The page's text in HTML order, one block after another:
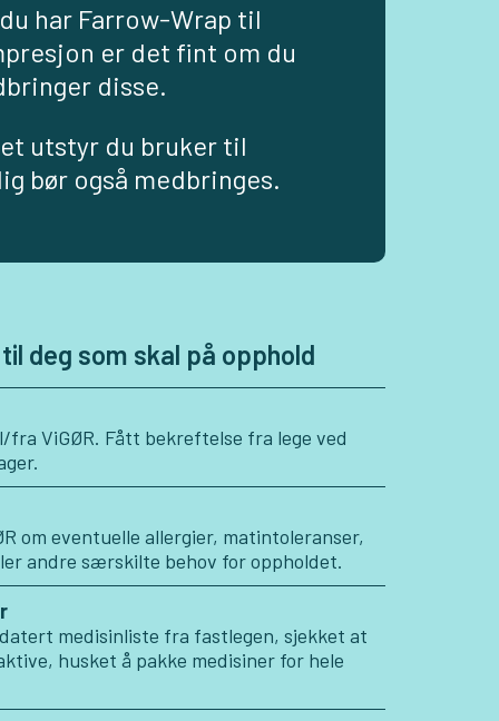
har Farrow-Wrap til
er det fint om du
disse.
utstyr du bruker til
bør også medbringes.
deg som skal på opphold
fra ViGØR. Fått bekreftelse fra lege ved
om eventuelle allergier, matintoleranser,
andre særskilte behov for oppholdet.
medisinliste fra fastlegen, sjekket at
husket å pakke medisiner for hele